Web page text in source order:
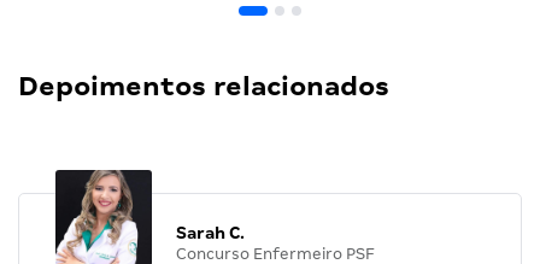
Depoimentos relacionados
Sarah C.
Concurso Enfermeiro PSF